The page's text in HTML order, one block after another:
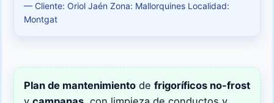
— Cliente: Oriol Jaén Zona: Mallorquines Localidad:
Montgat
Plan de mantenimiento de frigoríficos no-frost